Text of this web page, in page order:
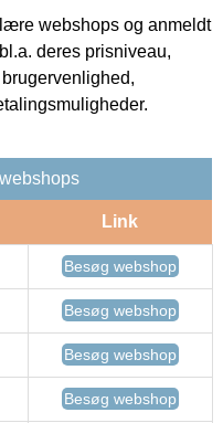
webshops og anmeldt
deres prisniveau,
Link
Besøg webshop
Besøg webshop
Besøg webshop
Besøg webshop